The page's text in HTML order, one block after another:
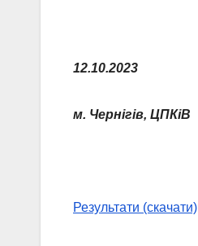
12.10.2023
м. Чернігів, ЦПКіВ
Результати (скачати)